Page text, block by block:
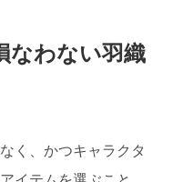
なわない羽織
く、かつキャラクタ